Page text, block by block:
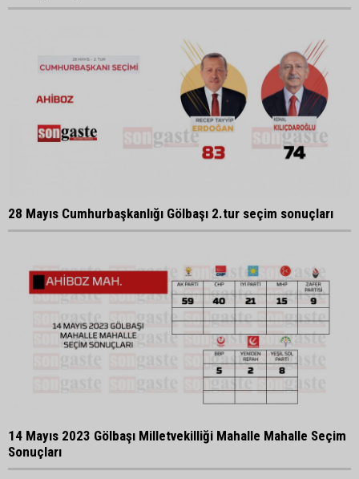
28 Mayıs Cumhurbaşkanlığı Gölbaşı 2.tur seçim sonuçları
14 Mayıs 2023 Gölbaşı Milletvekilliği Mahalle Mahalle Seçim
Sonuçları